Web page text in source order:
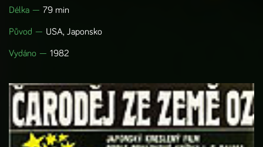
Délka — 79 min
Původ — USA, Japonsko
Vydáno — 1982